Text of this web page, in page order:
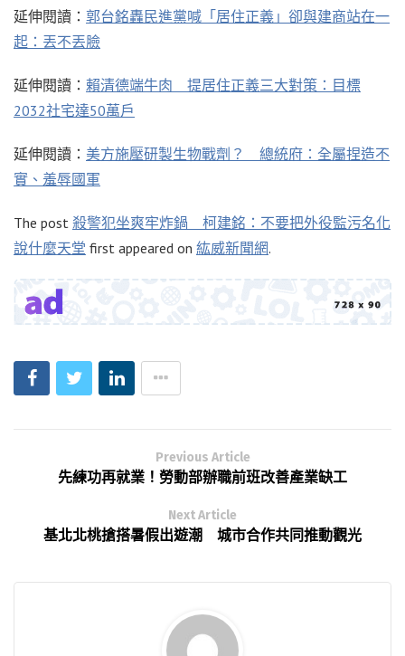
延伸閱讀： 郭台銘轟民進黨喊「居住正義」卻與建商站在一
起：丟不丟臉
延伸閱讀： 賴清德端牛肉 提居住正義三大對策：目標
2032社宅達50萬戶
延伸閱讀： 美方施壓研製生物戰劑？ 總統府：全屬捏造不
實、羞辱國軍
The post 殺警犯坐爽牢炸鍋 柯建銘：不要把外役監污名化
說什麼天堂 first appeared on 紘威新聞網.
Previous Article
先練功再就業！勞動部辦職前班改善產業缺工
Next Article
基北北桃搶搭暑假出遊潮 城市合作共同推動觀光